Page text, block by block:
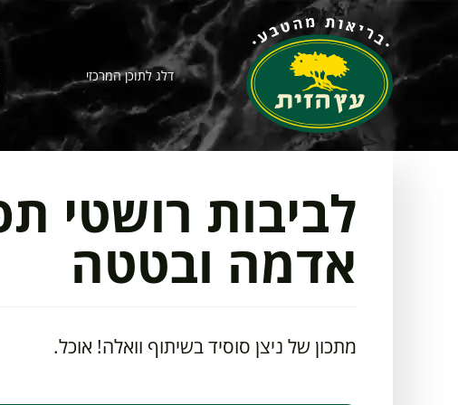
דלג לתוכן המרכזי
לביבות רושטי
אדמה ובטטה
מתכון של ניצן סוסיד בשיתוף וואלה! אוכל.